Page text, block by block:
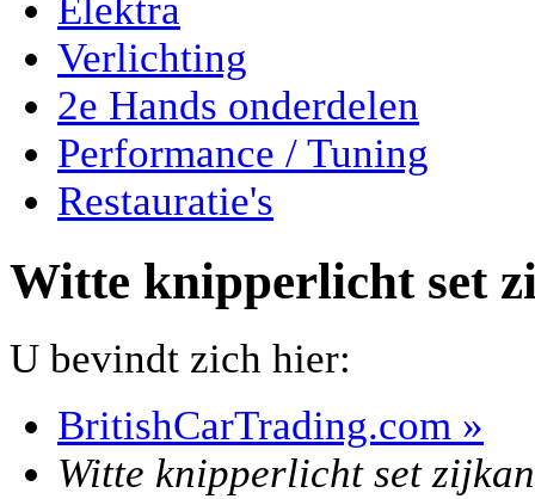
Elektra
Verlichting
2e Hands onderdelen
Performance / Tuning
Restauratie's
Witte knipperlicht set
U bevindt zich hier:
BritishCarTrading.com »
Witte knipperlicht set